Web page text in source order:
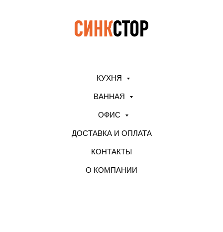
КУХНЯ
ВАННАЯ
ОФИС
ДОСТАВКА И ОПЛАТА
КОНТАКТЫ
О КОМПАНИИ